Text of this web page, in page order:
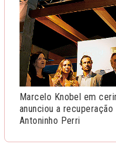
Marcelo Knobel em
anunciou a
Antoninho Perri